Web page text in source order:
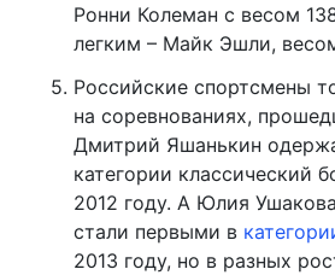
Ронни Колеман с весом
легким – Майк Эшли,
Российские спортсмены
на соревнованиях,
Дмитрий Яшанькин
категории классический
2012 году. А Юлия
стали первыми в
2013 году, но в разных